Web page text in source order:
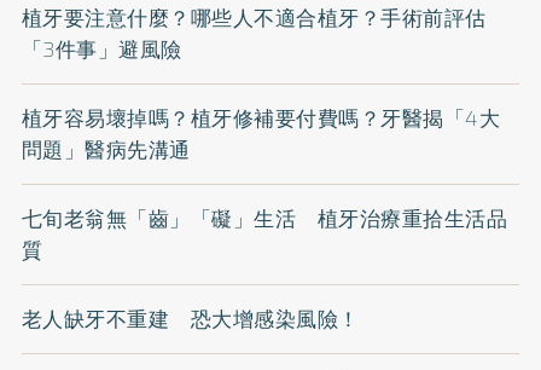
植牙要注意什麼？哪些人不適合植牙？手術前評估
「3件事」避風險
植牙容易壞掉嗎？植牙修補要付費嗎？牙醫揭「4大
問題」醫病先溝通
七旬老翁無「齒」「礙」生活 植牙治療重拾生活品
質
老人缺牙不重建 恐大增感染風險！